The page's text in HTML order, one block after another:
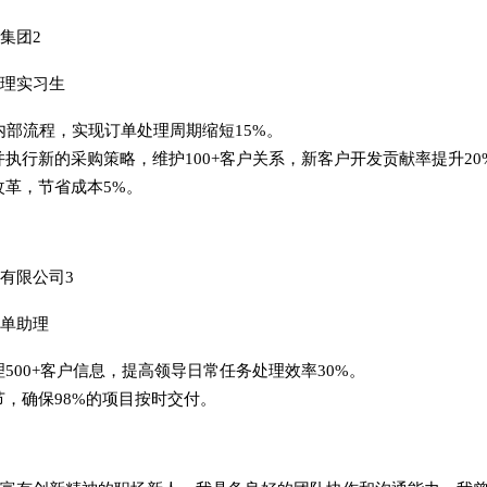
团2
实习生
流程，实现订单处理周期缩短15%。
行新的采购策略，维护100+客户关系，新客户开发贡献率提升
，节省成本5%。
限公司3
助理
客户信息，提高领导日常任务处理效率30%。
确保98%的项目按时交付。